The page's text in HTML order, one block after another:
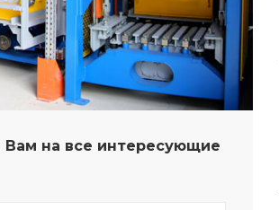
Вам на все интересующие